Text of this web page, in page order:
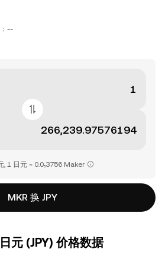
--
1 日元 = 0.0₅3756 Maker
MKR 换 JPY
元 (JPY) 价格数据